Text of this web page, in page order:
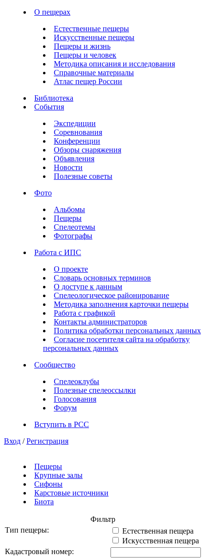
О пещерах
Естественные пещеры
Искусственные пещеры
Пещеры и жизнь
Пещеры и человек
Методика описания и исследования
Справочные материалы
Атлас пещер России
Библиотека
События
Экспедиции
Соревнования
Конференции
Обзоры снаряжения
Объявления
Новости
Полезные советы
Фото
Альбомы
Пещеры
Спелеотемы
Фотографы
Работа с ИПС
О проекте
Словарь основных терминов
О доступе к данным
Спелеологическое районирование
Методика заполнения карточки пещеры
Работа с графикой
Контакты администраторов
Политика обработки персональных данных
Согласие посетителя сайта на обработку
персональных данных
Сообщество
Спелеоклубы
Полезные спелеоссылки
Голосования
Форум
Вступить в РСС
Вход / Регистрация
Пещеры
Крупные залы
Сифоны
Карстовые источники
Биота
Фильтр
Тип пещеры:
Естественная пещера
Искусственная пещера
Кадастровый номер: